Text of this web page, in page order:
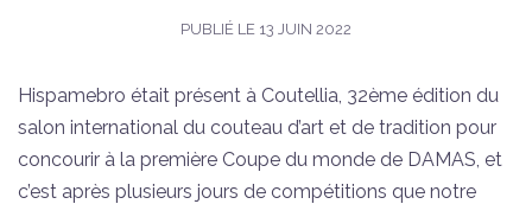
PUBLIÉ LE 13 JUIN 2022
Hispamebro était présent à Coutellia, 32ème édition du
salon international du couteau d’art et de tradition pour
concourir à la première Coupe du monde de DAMAS, et
c’est après plusieurs jours de compétitions que notre